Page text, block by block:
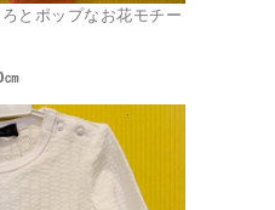
とポップなお花モチー